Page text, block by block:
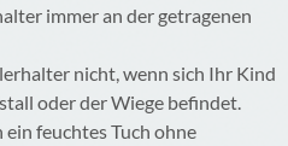
immer an der getragenen
nicht, wenn sich Ihr Kind
oder der Wiege befindet.
ein feuchtes Tuch ohne